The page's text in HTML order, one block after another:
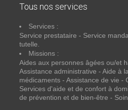
Tous nos services
Services :
Service prestataire - Service
tutelle.
Missions :
Aides aux personnes âgées ou/et
Assistance administrative - Aide à
médicaments - Assistance de vie -
Services d'aide et de confort à
de prévention et de bien-être -